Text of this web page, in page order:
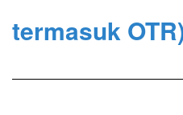
termasuk